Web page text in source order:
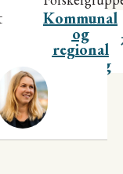
Kommunal
og
regional
utvikling